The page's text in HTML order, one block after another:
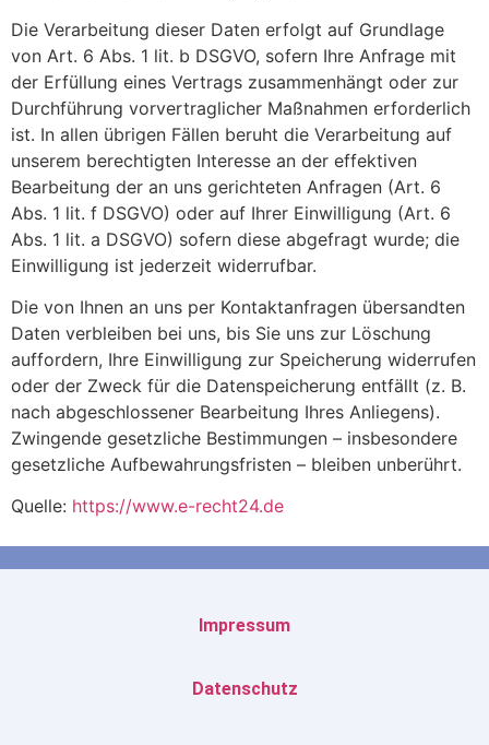
Die Verarbeitung dieser Daten erfolgt auf Grundlage
von Art. 6 Abs. 1 lit. b DSGVO, sofern Ihre Anfrage mit
der Erfüllung eines Vertrags zusammenhängt oder zur
Durchführung vorvertraglicher Maßnahmen erforderlich
ist. In allen übrigen Fällen beruht die Verarbeitung auf
unserem berechtigten Interesse an der effektiven
Bearbeitung der an uns gerichteten Anfragen (Art. 6
Abs. 1 lit. f DSGVO) oder auf Ihrer Einwilligung (Art. 6
Abs. 1 lit. a DSGVO) sofern diese abgefragt wurde; die
Einwilligung ist jederzeit widerrufbar.
Die von Ihnen an uns per Kontaktanfragen übersandten
Daten verbleiben bei uns, bis Sie uns zur Löschung
auffordern, Ihre Einwilligung zur Speicherung widerrufen
oder der Zweck für die Datenspeicherung entfällt (z. B.
nach abgeschlossener Bearbeitung Ihres Anliegens).
Zwingende gesetzliche Bestimmungen – insbesondere
gesetzliche Aufbewahrungsfristen – bleiben unberührt.
Quelle: https://www.e-recht24.de
Impressum
Datenschutz